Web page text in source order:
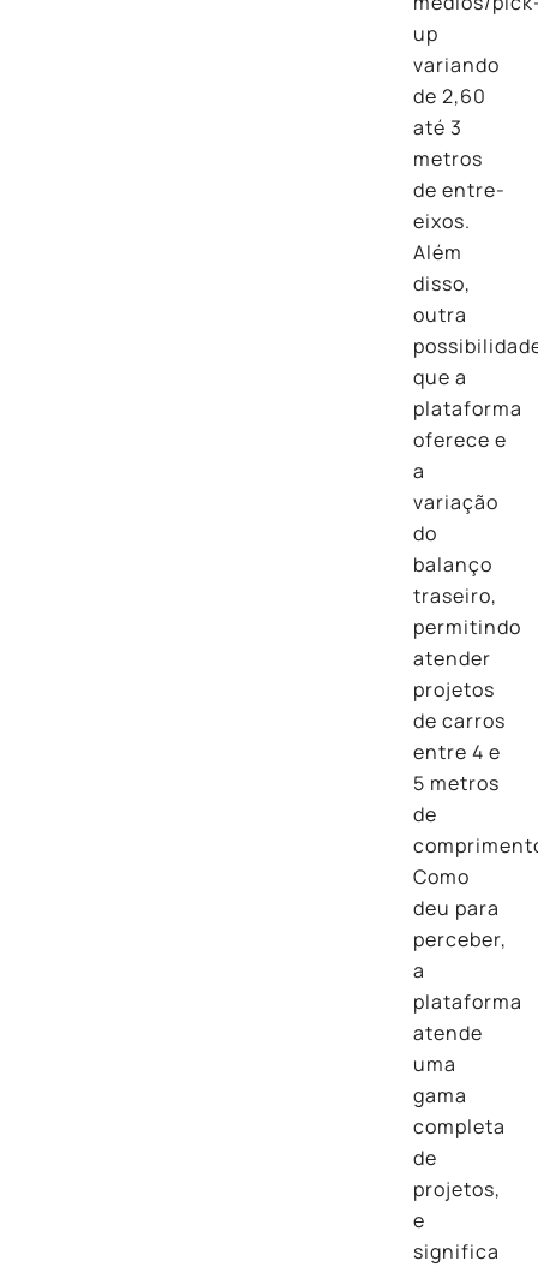
up
variando
de 2,60
até 3
metros
de entre-
eixos.
Além
disso,
outra
que a
plataforma
oferece e
a
variação
do
balanço
traseiro,
permitindo
atender
projetos
de carros
entre 4 e
5 metros
de
Como
deu para
perceber,
a
plataforma
atende
uma
gama
completa
de
projetos,
e
significa